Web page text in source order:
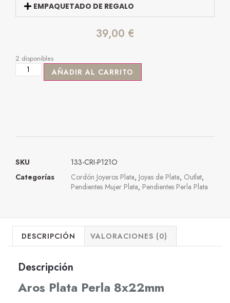
EMPAQUETADO DE REGALO
39,00 €
2 disponibles
AÑADIR AL CARRITO
SKU
133-CRI-P121O
Categorías
Cordón Joyeros Plata, Joyas de Plata, Outlet,
Pendientes Mujer Plata, Pendientes Perla Plata
DESCRIPCIÓN VALORACIONES (0)
Descripción
Aros Plata Perla 8x22mm